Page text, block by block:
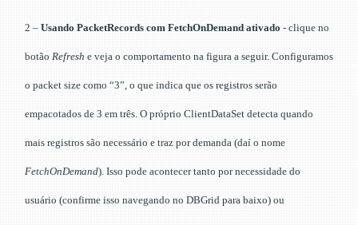
2 – Usando PacketRecords com FetchOnDemand ativado - clique no
botão Refresh e veja o comportamento na figura a seguir. Configuramos
o packet size como “3”, o que indica que os registros serão
empacotados de 3 em três. O próprio ClientDataSet detecta quando
mais registros são necessário e traz por demanda (daí o nome
FetchOnDemand). Isso pode acontecer tanto por necessidade do
usuário (confirme isso navegando no DBGrid para baixo) ou